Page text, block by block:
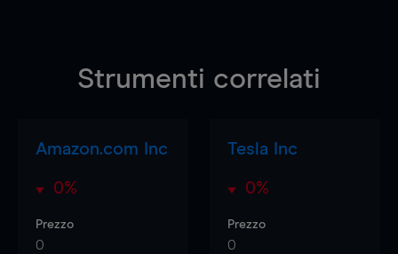
Strumenti correlati
Amazon.com Inc
0%
Prezzo
0
Tesla Inc
0%
Prezzo
0